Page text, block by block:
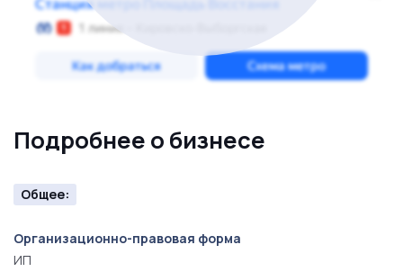
Подробнее о бизнесе
Общее:
Организационно-правовая форма
ИП